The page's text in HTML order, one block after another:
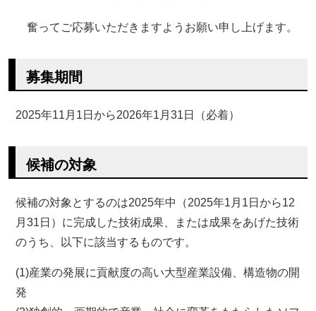
奮ってご応募いただきますようお願い申し上げます。
募集期間
2025年11月1日から2026年1月31日（必着）
候補の対象
候補の対象とするのは2025年中（2025年1月1日から12
月31日）に完成した技術成果、または成果をあげた技術
のうち、以下に該当するものです。
(1)産業の発展に貢献度の高い大型産業設備、構造物の開
発